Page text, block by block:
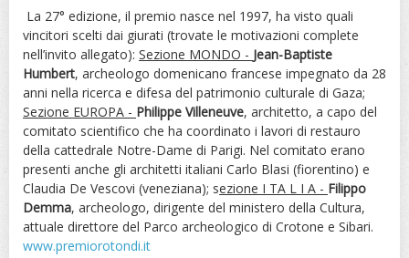
La 27° edizione, il premio nasce nel 1997, ha visto quali
vincitori scelti dai giurati (trovate le motivazioni complete
nell’invito allegato): Sezione MONDO - Jean-Baptiste
Humbert, archeologo domenicano francese impegnato da 28
anni nella ricerca e difesa del patrimonio culturale di Gaza;
Sezione EUROPA - Philippe Villeneuve, architetto, a capo del
comitato scientifico che ha coordinato i lavori di restauro
della cattedrale Notre-Dame di Parigi. Nel comitato erano
presenti anche gli architetti italiani Carlo Blasi (fiorentino) e
Claudia De Vescovi (veneziana); sezione I TA L I A - Filippo
Demma, archeologo, dirigente del ministero della Cultura,
attuale direttore del Parco archeologico di Crotone e Sibari.
www.premiorotondi.it